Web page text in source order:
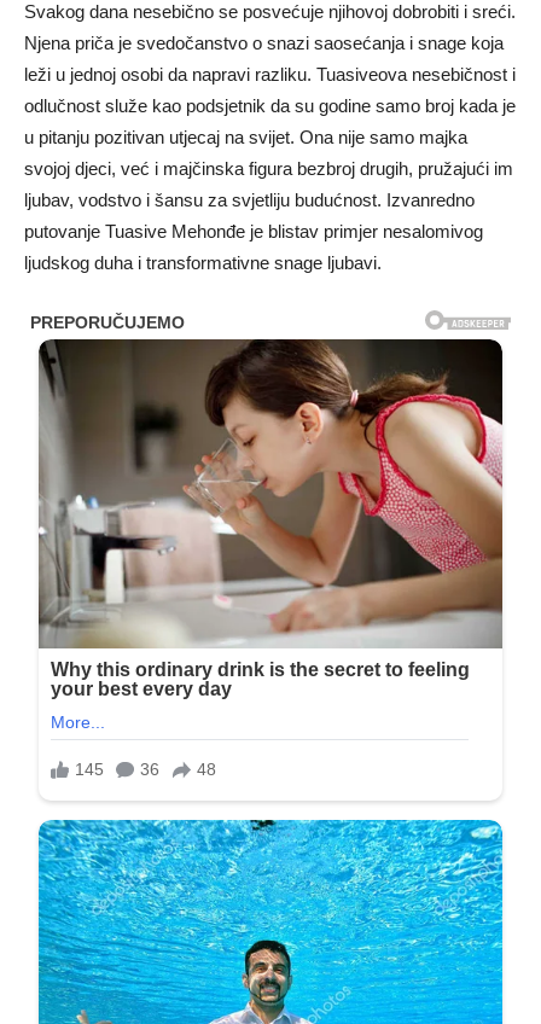
Svakog dana nesebično se posvećuje njihovoj dobrobiti i sreći.
Njena priča je svedočanstvo o snazi ​​saosećanja i snage koja
leži u jednoj osobi da napravi razliku. Tuasiveova nesebičnost i
odlučnost služe kao podsjetnik da su godine samo broj kada je
u pitanju pozitivan utjecaj na svijet. Ona nije samo majka
svojoj djeci, već i majčinska figura bezbroj drugih, pružajući im
ljubav, vodstvo i šansu za svjetliju budućnost. Izvanredno
putovanje Tuasive Mehonđe je blistav primjer nesalomivog
ljudskog duha i transformativne snage ljubavi.